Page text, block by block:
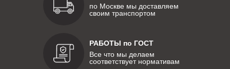
по Москве мы доставляем
своим транспортом
РАБОТЫ по ГОСТ
Все что мы делаем
соответствует нормативам